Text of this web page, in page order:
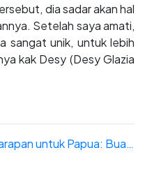
dia sadar akan hal
Setelah saya amati,
sangat unik, untuk lebih
kak Desy (Desy Glazia
Satu Bibit Mangrove, Sejuta Harapan untuk Papua: Buah Pendampingan Patriot Energi di Distrik Yerui